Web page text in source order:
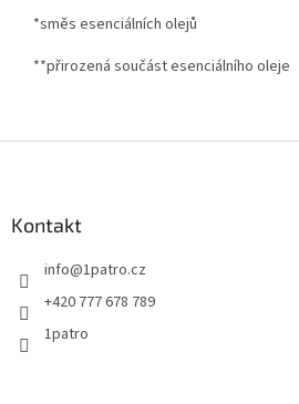
*směs esenciálních olejů
**přirozená součást esenciálního oleje
Kontakt
info@1patro.cz
+420 777 678 789
1patro